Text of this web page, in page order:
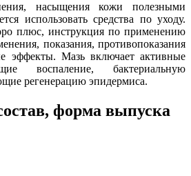
насыщения кожи полезными
использовать средства по уходу.
плюс, инструкция по применению
показания, противопоказания
эффекты. Мазь включает активные
воспаление, бактериальную
регенерацию эпидермиса.
форма выпуска